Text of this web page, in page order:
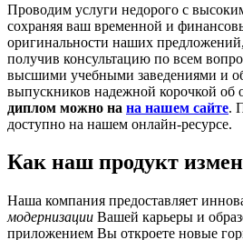
Проводим услуги недорого с
сохраняя ваш временной и
оригинальности наших
получив консультацию по всем
высшими учебными заведениями и
выпускников надежной корочкой об
диплом можно на на нашем сайте.
доступно на нашем онлайн-ресурсе.
Как наш продукт
Наша компания предоставляет
модернизации Вашей карьеры и
приложением Вы откроете новые